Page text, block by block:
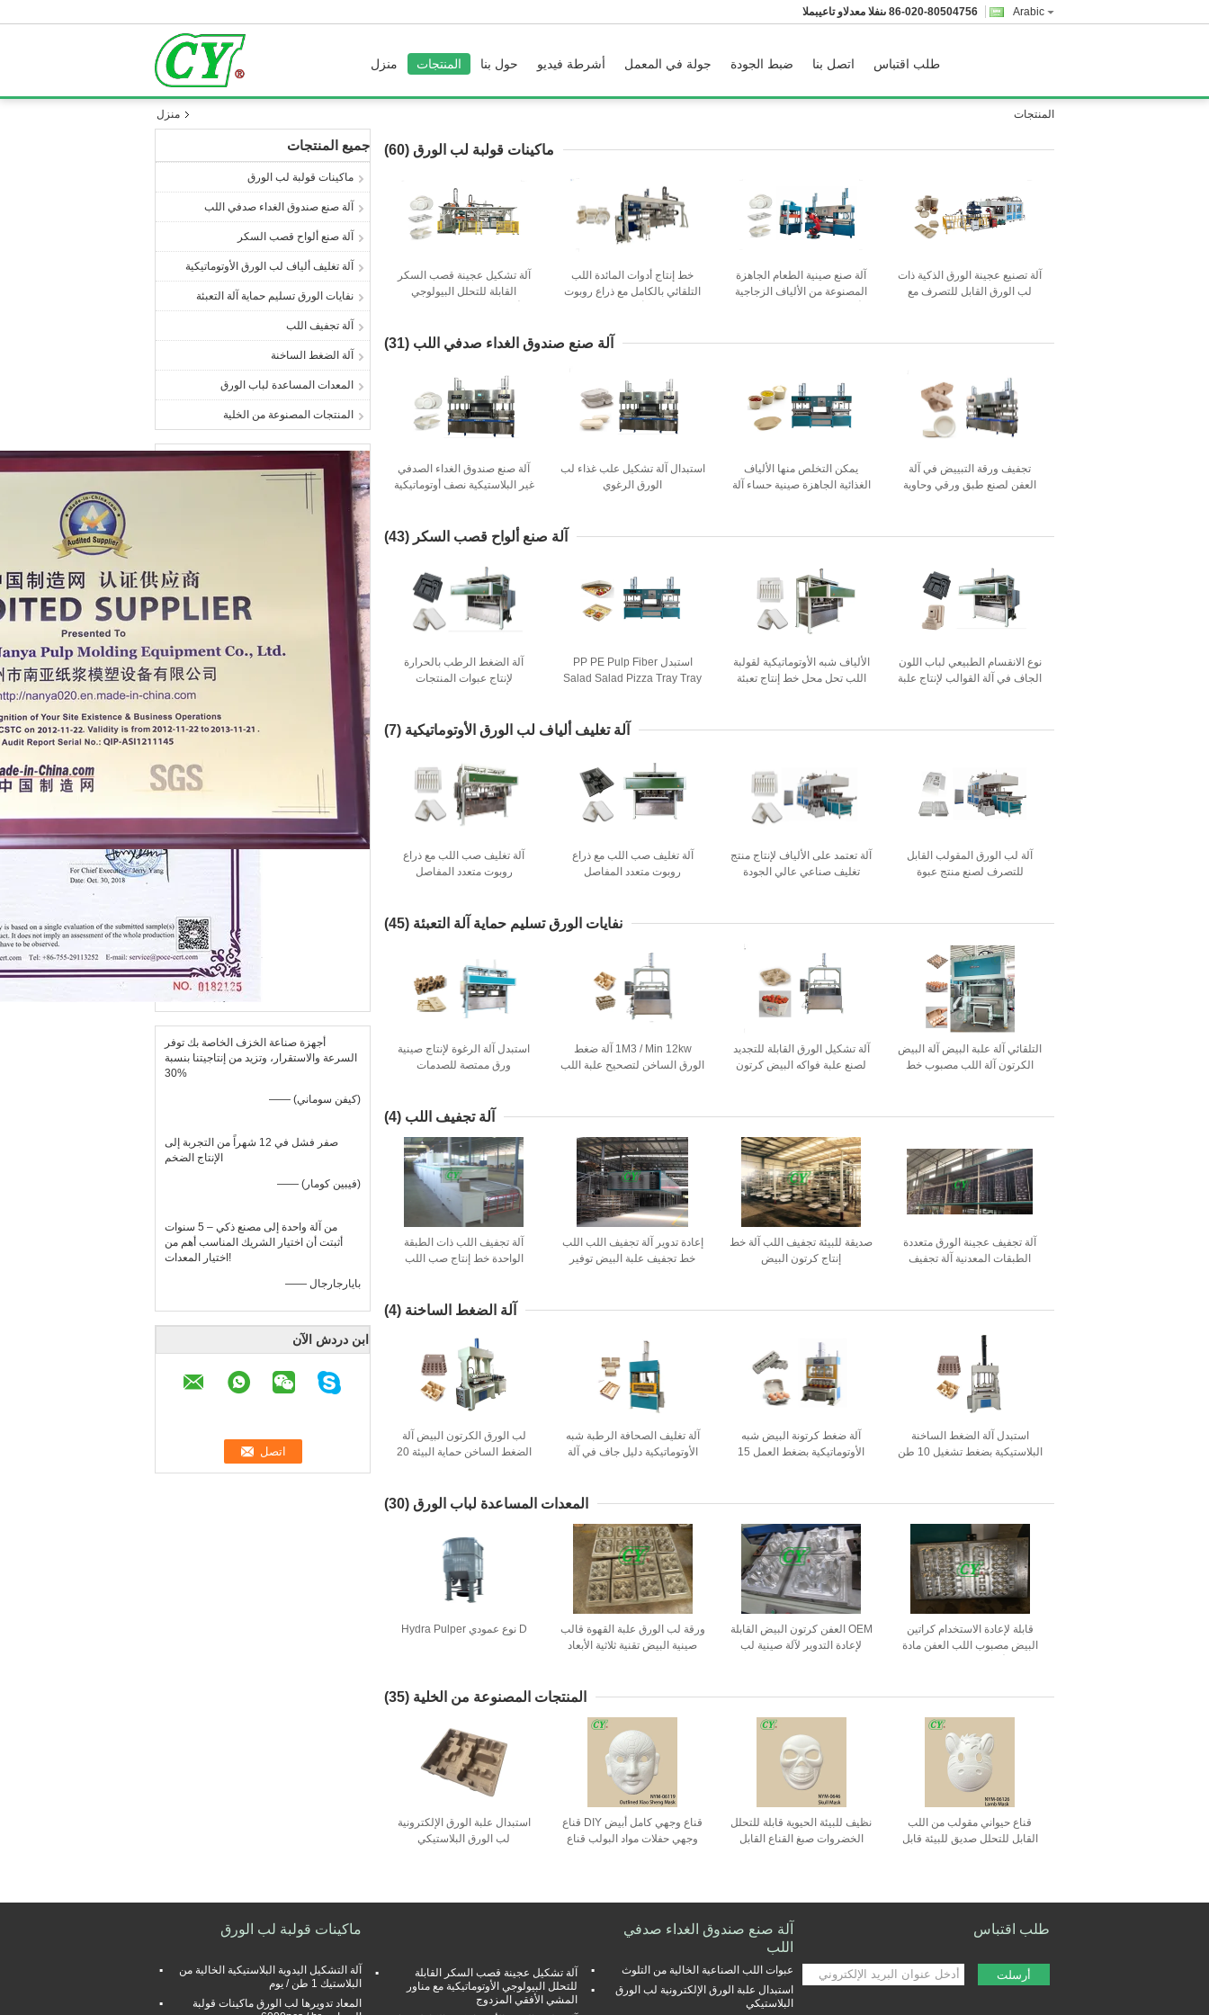
Arabic المبيعات والدعم الفنى 86-020-80504756
منزل المنتجات حول بنا أشرطة فيديو جولة في المعمل ضبط الجودة اتصل بنا طلب اقتباس
منزل المنتجات
جميع المنتجات
ماكينات قولبة لب الورق
آلة صنع صندوق الغداء صدفي اللب
آلة صنع ألواح قصب السكر
آلة تغليف ألياف لب الورق الأوتوماتيكية
نفايات الورق تسليم حماية آلة التعبئة
آلة تجفيف اللب
آلة الضغط الساخنة
المعدات المساعدة لباب الورق
المنتجات المصنوعة من الخلية
أجهزة صناعة الخزف الخاصة بك توفر
السرعة والاستقرار، وتزيد من إنتاجيتنا بنسبة
30%
—— (كيفن سوماني)
صفر فشل في 12 شهراً من التجربة إلى
الإنتاج الضخم
—— (فيبين كومار)
من آلة واحدة إلى مصنع ذكي – 5 سنوات
أثبتت أن اختيار الشريك المناسب أهم من
اختيار المعدات!
—— بايارجارجال
ابن دردش الآن
ماكينات قولبة لب الورق (60)
آلة تشكيل عجينة قصب السكر
القابلة للتحلل البيولوجي
خط إنتاج أدوات المائدة اللب
التلقائي بالكامل مع ذراع روبوت
آلة صنع صينية الطعام الجاهزة
المصنوعة من الألياف الزجاجية
آلة تصنيع عجينة الورق الذكية ذات
لب الورق القابل للتصرف مع
آلة صنع صندوق الغداء صدفي اللب (31)
آلة صنع صندوق الغداء الصدفي
غير البلاستيكية نصف أوتوماتيكية
استبدال آلة تشكيل علب غذاء لب
الورق الرغوي
يمكن التخلص منها الألياف
الغذائية الجاهزة صينية حساء آلة
تجفيف ورقة التبييض في آلة
العفن لصنع طبق ورقي وحاوية
آلة صنع ألواح قصب السكر (43)
آلة الضغط الرطب بالحرارة
لإنتاج عبوات المنتجات
استبدل PP PE Pulp Fiber
Salad Salad Pizza Tray Tray
الألياف شبه الأوتوماتيكية لقولبة
اللب تحل محل خط إنتاج تعبئة
نوع الانقسام الطبيعي لباب اللون
الجاف في آلة القوالب لإنتاج علبة
آلة تغليف ألياف لب الورق الأوتوماتيكية (7)
آلة تغليف صب اللب مع ذراع
روبوت متعدد المفاصل
آلة تغليف صب اللب مع ذراع
روبوت متعدد المفاصل
آلة تعتمد على الألياف لإنتاج منتج
تغليف صناعي عالي الجودة
آلة لب الورق المقولب القابل
للتصرف لصنع منتج عبوة
نفايات الورق تسليم حماية آلة التعبئة (45)
استبدل آلة الرغوة لإنتاج صينية
ورق ممتصة للصدمات
1M3 / Min 12kw آلة ضغط
الورق الساخن لتصحيح علبة اللب
آلة تشكيل الورق القابلة للتجديد
لصنع علبة فواكه البيض كرتون
التلقائي آلة علبة البيض آلة البيض
الكرتون آلة اللب مصبوب خط
آلة تجفيف اللب (4)
آلة تجفيف اللب ذات الطبقة
الواحدة خط إنتاج صب اللب
إعادة تدوير آلة تجفيف اللب اللب
خط تجفيف علبة البيض توفير
صديقة للبيئة تجفيف اللب آلة خط
إنتاج كرتون البيض
آلة تجفيف عجينة الورق متعددة
الطبقات المعدنية آلة تجفيف
آلة الضغط الساخنة (4)
لب الورق الكرتون البيض آلة
الضغط الساخن حماية البيئة 20
آلة تغليف الصحافة الرطبة شبه
الأوتوماتيكية دليل جاف في آلة
آلة ضغط كرتونة البيض شبه
الأوتوماتيكية بضغط العمل 15
استبدل آلة الضغط الساخنة
البلاستيكية بضغط تشغيل 10 طن
المعدات المساعدة لباب الورق (30)
D نوع عمودي Hydra Pulper
ورقة لب الورق علبة القهوة قالب
صينية البيض تقنية ثلاثية الأبعاد
OEM العفن كرتون البيض القابلة
لإعادة التدوير لآلة صينية لب
قابلة لإعادة الاستخدام كراتين
البيض مصبوب اللب العفن مادة
المنتجات المصنوعة من الخلية (35)
استبدال علبة الورق الإلكترونية
لب الورق البلاستيكي
قناع وجهي كامل أبيض DIY قناع
وجهي حفلات مواد البولب قناع
نظيف للبيئة الحيوية قابلة للتحلل
الخضروات صبغ القناع القابل
قناع حيواني مقولب من اللب
القابل للتحلل صديق للبيئة قابل
ماكينات قولبة لب الورق
آلة التشكيل اليدوية البلاستيكية الخالية من
البلاستيك 1 طن / يوم
المعاد تدويرها لب الورق ماكينات قولبة
آلة تشكيل عجينة قصب السكر القابلة
للتحلل البيولوجي الأوتوماتيكية مع مناور
المشي الأفقي المزدوج
آلة صنع صندوق الغداء صدفي
اللب
عبوات اللب الصناعية الخالية من التلوث
استبدال علبة الورق الإلكترونية لب الورق
البلاستيكي
طلب اقتباس
أرسلت